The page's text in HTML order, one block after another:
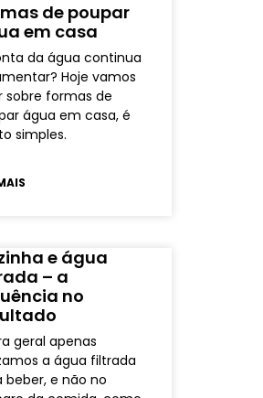
de poupar
em casa
da água continua
Hoje vamos
sobre formas de
água em casa, é
simples.
e água
– a
no
geral apenas
a água filtrada
beber, e não no